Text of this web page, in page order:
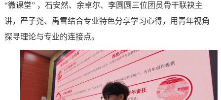
“微课堂” ，石安然、余卓尔、李圆圆三位团员骨干联袂主
讲，严子尧、禹雪结合专业特色分享学习心得，用青年视角
探寻理论与专业的连接点。